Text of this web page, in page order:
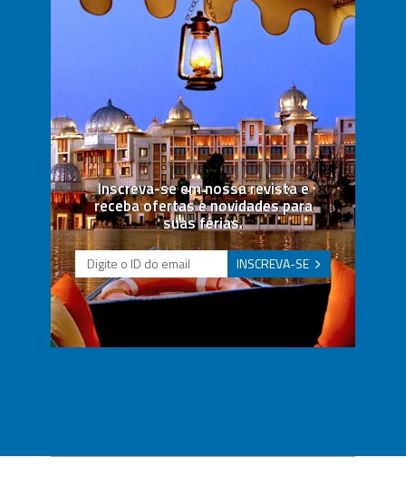
Inscreva-se em nossa revista e
receba ofertas e novidades para
suas férias.
INSCREVA-SE